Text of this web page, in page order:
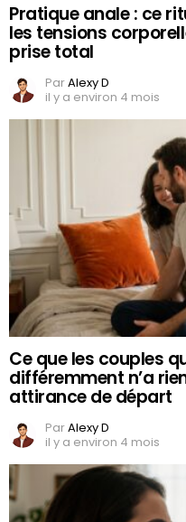
Pratique anale : ce
les tensions
prise total
ParAlexy D
il y a environ 4 mois
Ce que les couples
différemment n’a
attirance de départ
ParAlexy D
il y a environ 4 mois